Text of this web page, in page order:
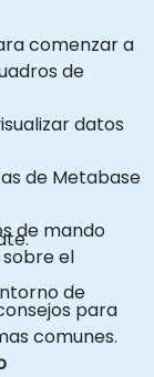
comenzar a
de
datos
de Metabase
de mando
el
para
comunes.
de